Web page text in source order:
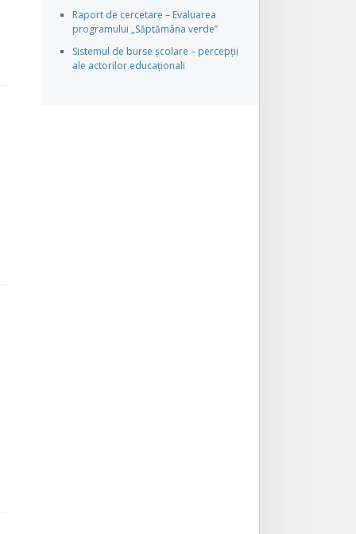
Raport de cercetare – Evaluarea
programului „Săptămâna verde”
Sistemul de burse școlare – percepții
ale actorilor educaționali